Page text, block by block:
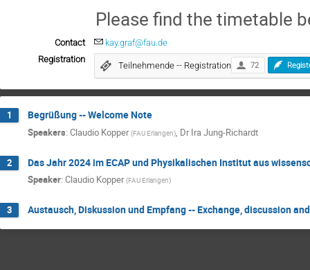
Please find the timetable
Contact
kay.graf@fau.de
Registration
Teilnehmende -- Registration 72
1 Begrüßung -- Welcome Note
Speakers: Claudio Kopper (FAU Erlangen), Dr Ira Jung-Richardt
2 Das Jahr 2024 im ECAP und Physikalischen Institut aus
Speaker: Claudio Kopper (FAU Erlangen)
3 Austausch, Diskussion und Empfang -- Exchange, discussion